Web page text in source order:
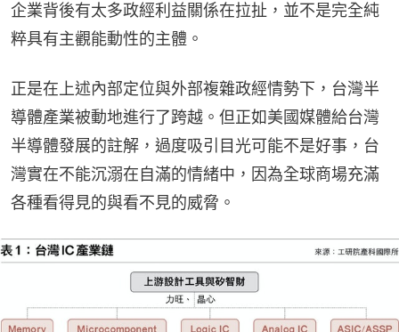
企業背後有太多政經利益關係在拉扯，並不是完全純
粹具有主觀能動性的主體。
正是在上述內部定位與外部複雜政經情勢下，台灣半
導體產業被動地進行了跨越。但正如美國媒體給台灣
半導體發展的註解，過度吸引目光可能不是好事，台
灣實在不能沉溺在自滿的情緒中，因為全球商場充滿
各種看得見的與看不見的威脅。